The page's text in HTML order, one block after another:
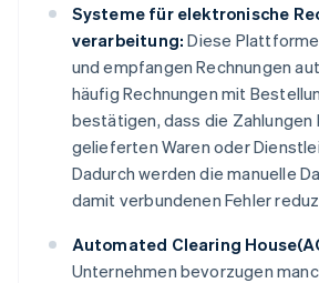
Systeme für elektronische
verarbeitung: Diese
und empfangen Rechnungen
häufig Rechnungen mit
bestätigen, dass die
gelieferten Waren oder
Dadurch werden die manuelle
damit verbundenen Fehler
Automated Clearing
Unternehmen bevorzugen